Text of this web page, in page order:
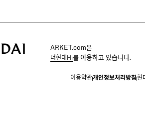
ARKET.com은
더현대Hi를 이용하고 있습니다.
이용약관개인정보처리방침현